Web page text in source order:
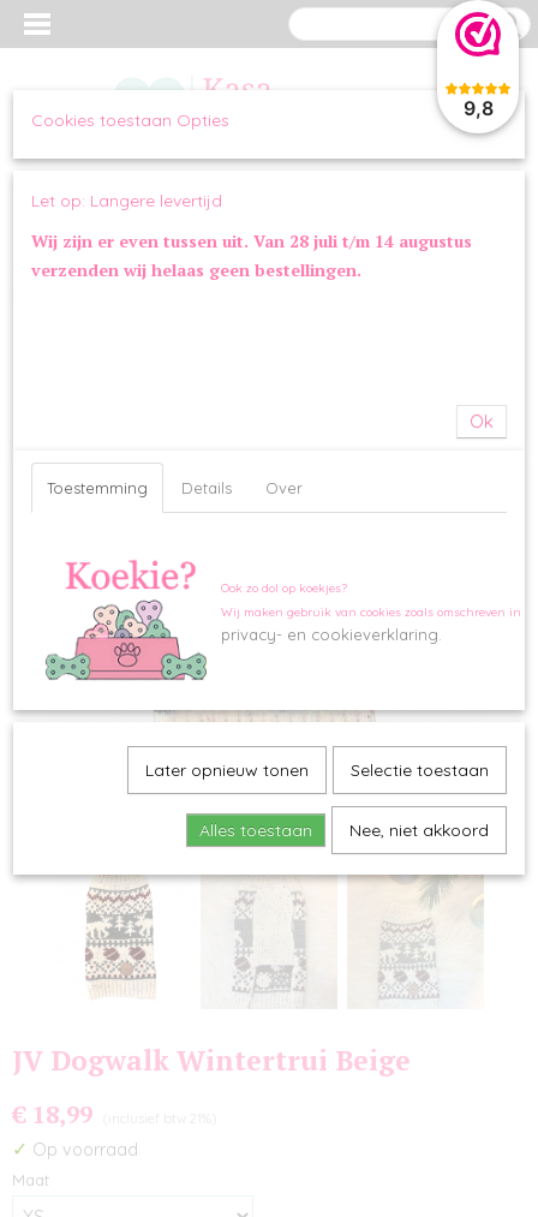
9,8
Inloggen
Home>OVERIG>KERST>JV Dogwalk Wintertrui Beige
JV Dogwalk Wintertrui Beige
€ 18,99 (inclusief btw 21%)
✓ Op voorraad
Maat
Cookies toestaan Opties
Let op: Langere levertijd
Wij zijn er even tussen uit. Van 28 juli t/m 14 augustus
verzenden wij helaas geen bestellingen.
Ok
Toestemming Details Over
Ook zo dol op koekjes?
Wij maken gebruik van cookies zoals omschreven in
privacy- en cookieverklaring.
Later opnieuw tonen Selectie toestaan
Alles toestaan Nee, niet akkoord